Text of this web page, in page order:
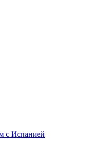
с Испанией